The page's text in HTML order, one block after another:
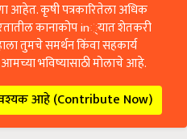
आहेत. कृषी पत्रकारितेला अधिक
कानाकोप in्यात शेतकरी
तुमचे समर्थन किंवा सहकार्य
भविष्यासाठी मोलाचे आहे.
आहे (Contribute Now)